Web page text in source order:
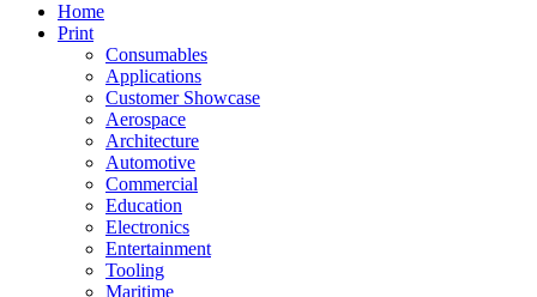
Home
Print
Consumables
Applications
Customer Showcase
Aerospace
Architecture
Automotive
Commercial
Education
Electronics
Entertainment
Tooling
Maritime